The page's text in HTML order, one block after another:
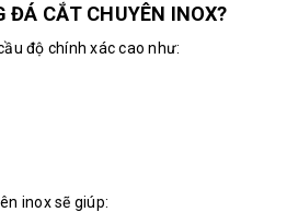
ĐÁ CẮT CHUYÊN INOX?
độ chính xác cao như:
inox sẽ giúp: